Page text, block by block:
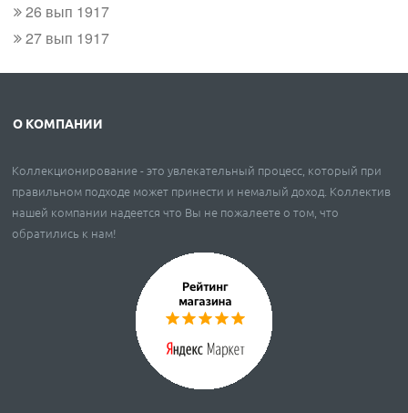
26 вып 1917
27 вып 1917
О КОМПАНИИ
Коллекционирование - это увлекательный процесс, который при
правильном подходе может принести и немалый доход. Коллектив
нашей компании надеется что Вы не пожалеете о том, что
обратились к нам!